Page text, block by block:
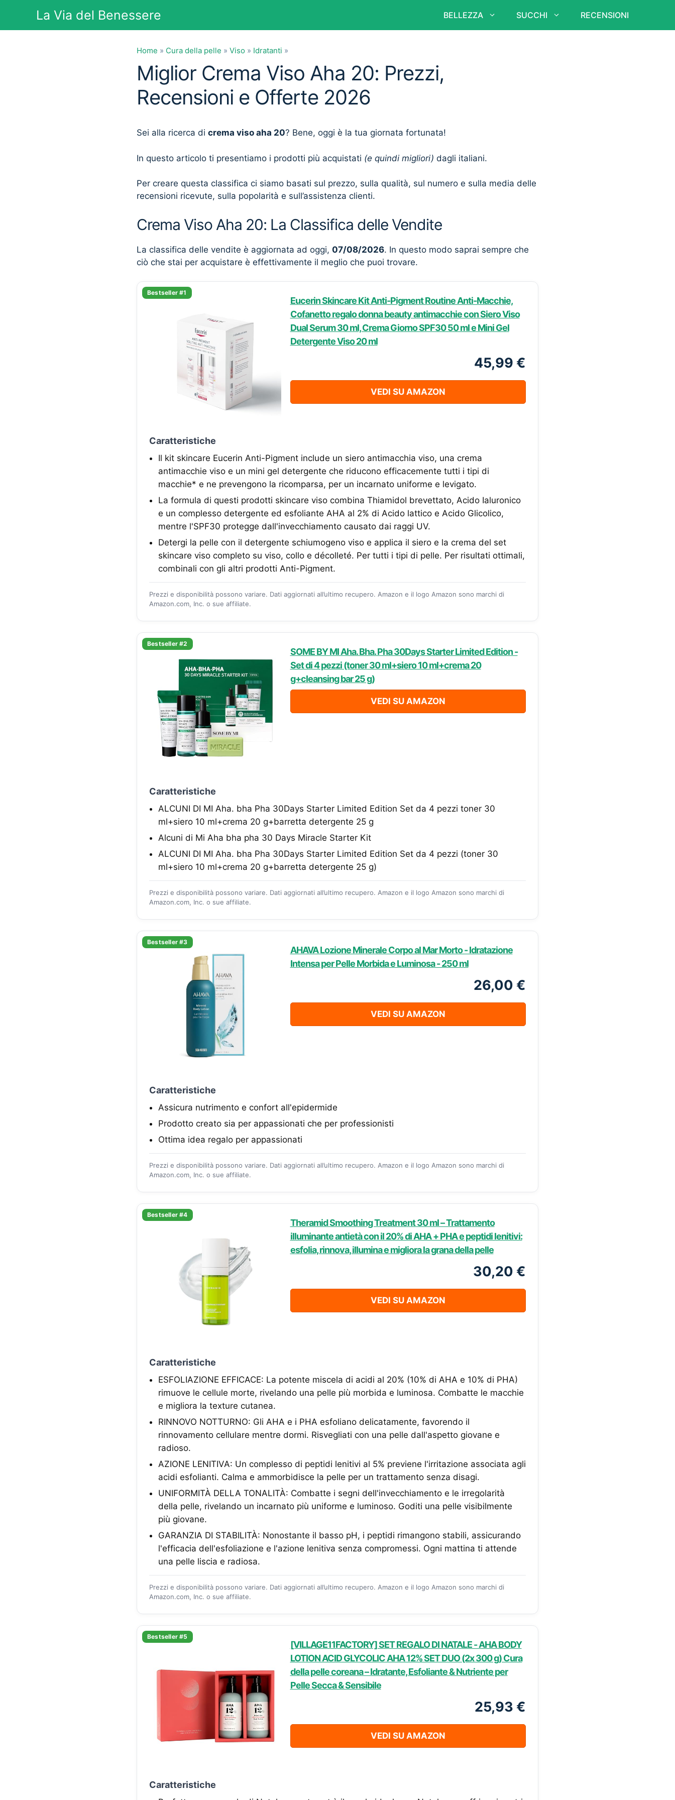
contenuto
La Via del Benessere BELLEZZA SUCCHI RECENSIONI
Home » Cura della pelle » Viso » Idratanti »
Miglior Crema Viso Aha 20: Prezzi,
Recensioni e Offerte 2026
Sei alla ricerca di crema viso aha 20? Bene, oggi è la tua giornata fortunata!
In questo articolo ti presentiamo i prodotti più acquistati (e quindi migliori) dagli italiani.
Per creare questa classifica ci siamo basati sul prezzo, sulla qualità, sul numero e sulla media delle
recensioni ricevute, sulla popolarità e sull’assistenza clienti.
Crema Viso Aha 20: La Classifica delle Vendite
La classifica delle vendite è aggiornata ad oggi, 07/08/2026. In questo modo saprai sempre che
ciò che stai per acquistare è effettivamente il meglio che puoi trovare.
Bestseller #1
Eucerin Skincare Kit Anti-Pigment Routine Anti-Macchie,
Cofanetto regalo donna beauty antimacchie con Siero Viso
Dual Serum 30 ml, Crema Giorno SPF30 50 ml e Mini Gel
Detergente Viso 20 ml
45,99 €
VEDI SU AMAZON
Caratteristiche
Il kit skincare Eucerin Anti-Pigment include un siero antimacchia viso, una crema
antimacchie viso e un mini gel detergente che riducono efficacemente tutti i tipi di
macchie* e ne prevengono la ricomparsa, per un incarnato uniforme e levigato.
La formula di questi prodotti skincare viso combina Thiamidol brevettato, Acido Ialuronico
e un complesso detergente ed esfoliante AHA al 2% di Acido lattico e Acido Glicolico,
mentre l'SPF30 protegge dall'invecchiamento causato dai raggi UV.
Detergi la pelle con il detergente schiumogeno viso e applica il siero e la crema del set
skincare viso completo su viso, collo e décolleté. Per tutti i tipi di pelle. Per risultati ottimali,
combinali con gli altri prodotti Anti-Pigment.
Prezzi e disponibilità possono variare. Dati aggiornati all’ultimo recupero. Amazon e il logo Amazon sono marchi di
Amazon.com, Inc. o sue affiliate.
Bestseller #2
SOME BY MI Aha. Bha. Pha 30Days Starter Limited Edition -
Set di 4 pezzi (toner 30 ml+siero 10 ml+crema 20
g+cleansing bar 25 g)
VEDI SU AMAZON
Caratteristiche
ALCUNI DI MI Aha. bha Pha 30Days Starter Limited Edition Set da 4 pezzi toner 30
ml+siero 10 ml+crema 20 g+barretta detergente 25 g
Alcuni di Mi Aha bha pha 30 Days Miracle Starter Kit
ALCUNI DI MI Aha. bha Pha 30Days Starter Limited Edition Set da 4 pezzi (toner 30
ml+siero 10 ml+crema 20 g+barretta detergente 25 g)
Prezzi e disponibilità possono variare. Dati aggiornati all’ultimo recupero. Amazon e il logo Amazon sono marchi di
Amazon.com, Inc. o sue affiliate.
Bestseller #3
AHAVA Lozione Minerale Corpo al Mar Morto - Idratazione
Intensa per Pelle Morbida e Luminosa - 250 ml
26,00 €
VEDI SU AMAZON
Caratteristiche
Assicura nutrimento e confort all'epidermide
Prodotto creato sia per appassionati che per professionisti
Ottima idea regalo per appassionati
Prezzi e disponibilità possono variare. Dati aggiornati all’ultimo recupero. Amazon e il logo Amazon sono marchi di
Amazon.com, Inc. o sue affiliate.
Bestseller #4
Theramid Smoothing Treatment 30 ml – Trattamento
illuminante antietà con il 20% di AHA + PHA e peptidi lenitivi:
esfolia, rinnova, illumina e migliora la grana della pelle
30,20 €
VEDI SU AMAZON
Caratteristiche
ESFOLIAZIONE EFFICACE: La potente miscela di acidi al 20% (10% di AHA e 10% di PHA)
rimuove le cellule morte, rivelando una pelle più morbida e luminosa. Combatte le macchie
e migliora la texture cutanea.
RINNOVO NOTTURNO: Gli AHA e i PHA esfoliano delicatamente, favorendo il
rinnovamento cellulare mentre dormi. Risvegliati con una pelle dall'aspetto giovane e
radioso.
AZIONE LENITIVA: Un complesso di peptidi lenitivi al 5% previene l'irritazione associata agli
acidi esfolianti. Calma e ammorbidisce la pelle per un trattamento senza disagi.
UNIFORMITÀ DELLA TONALITÀ: Combatte i segni dell'invecchiamento e le irregolarità
della pelle, rivelando un incarnato più uniforme e luminoso. Goditi una pelle visibilmente
più giovane.
GARANZIA DI STABILITÀ: Nonostante il basso pH, i peptidi rimangono stabili, assicurando
l'efficacia dell'esfoliazione e l'azione lenitiva senza compromessi. Ogni mattina ti attende
una pelle liscia e radiosa.
Prezzi e disponibilità possono variare. Dati aggiornati all’ultimo recupero. Amazon e il logo Amazon sono marchi di
Amazon.com, Inc. o sue affiliate.
Bestseller #5
[VILLAGE11FACTORY] SET REGALO DI NATALE - AHA BODY
LOTION ACID GLYCOLIC AHA 12% SET DUO (2x 300 g) Cura
della pelle coreana – Idratante, Esfoliante & Nutriente per
Pelle Secca & Sensibile
25,93 €
VEDI SU AMAZON
Caratteristiche